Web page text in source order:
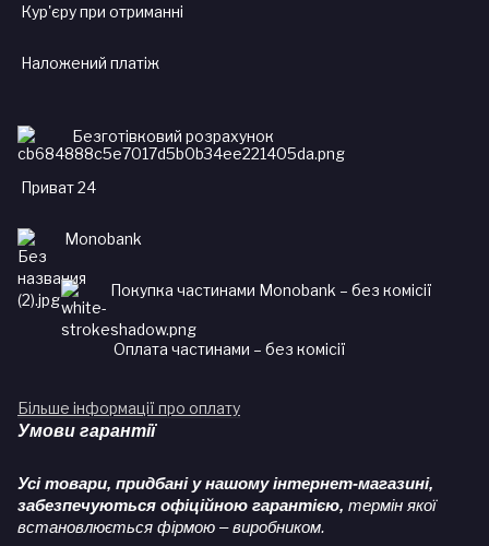
Кур'єру при отриманні
Наложений платіж
Безготівковий розрахунок
Приват 24
Monobank
Покупка частинами Monobank – без комісії
Оплата частинами – без комісії
Більше інформації про оплату
Умови гарантії
Усі товари, придбані у нашому інтернет-магазині,
забезпечуються офіційною гарантією, термін якої
встановлюється фірмою – виробником.